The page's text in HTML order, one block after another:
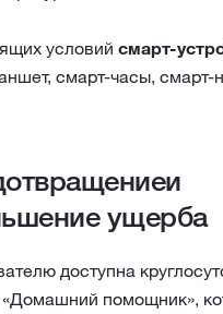
условий смарт-
смарт-часы, смарт-
ущерба
доступна
помощник»,